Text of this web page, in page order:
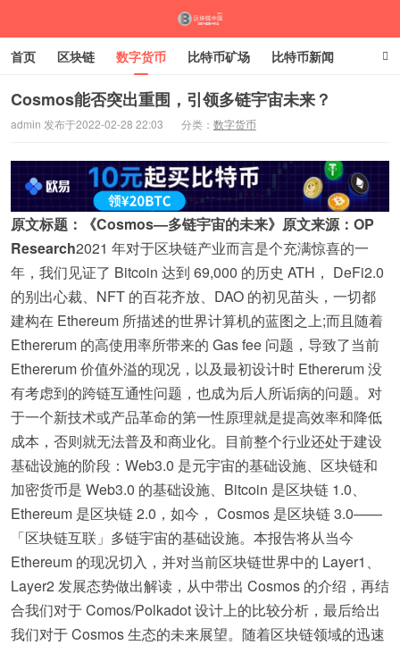
首页 区块链 数字货币 比特币矿场 比特币新闻
比特币走势 比特币交易
Cosmos能否突出重围，引领多链宇宙未来？
admin 发布于2022-02-28 22:03 分类： 数字货币
原文标题：《Cosmos—多链宇宙的未来》 原文来源：OP
Research2021 年对于区块链产业而言是个充满惊喜的一
年，我们见证了 Bitcoin 达到 69,000 的历史 ATH， DeFi2.0
的别出心裁、NFT 的百花齐放、DAO 的初见苗头，一切都
建构在 Ethereum 所描述的世界计算机的蓝图之上;而且随着
Ethererum 的高使用率所带来的 Gas fee 问题，导致了当前
Ethererum 价值外溢的现况，以及最初设计时 Ethererum 没
有考虑到的跨链互通性问题，也成为后人所诟病的问题。对
于一个新技术或产品革命的第一性原理就是提高效率和降低
成本，否则就无法普及和商业化。目前整个行业还处于建设
基础设施的阶段：Web3.0 是元宇宙的基础设施、区块链和
加密货币是 Web3.0 的基础设施、Bitcoin 是区块链 1.0、
Ethereum 是区块链 2.0，如今， Cosmos 是区块链 3.0——
「区块链互联」多链宇宙的基础设施。本报告将从当今
Ethereum 的现况切入，并对当前区块链世界中的 Layer1、
Layer2 发展态势做出解读，从中带出 Cosmos 的介绍，再结
合我们对于 Comos/Polkadot 设计上的比较分析，最后给出
我们对于 Cosmos 生态的未来展望。随着区块链领域的迅速